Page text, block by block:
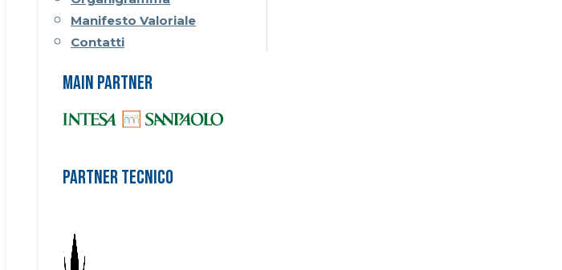
Manifesto Valoriale
Contatti
Main Partner
Partner Tecnico